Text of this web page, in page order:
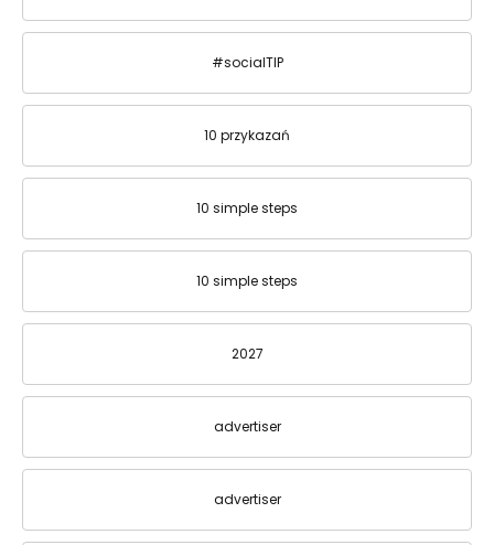
#socialTIP
10 przykazań
10 simple steps
10 simple steps
2027
advertiser
advertiser